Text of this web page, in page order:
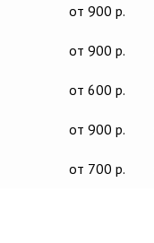
от 900 р.
от 900 р.
от 600 р.
от 900 р.
от 700 р.